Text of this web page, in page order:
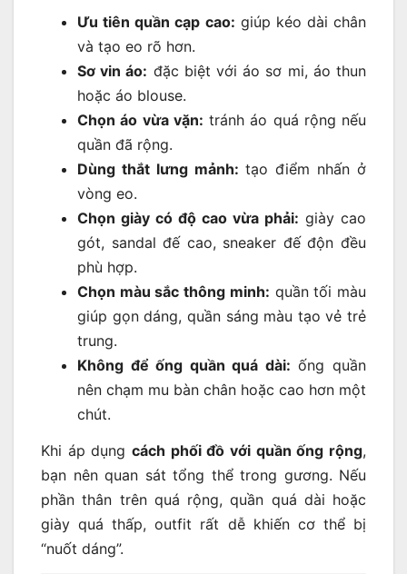
Ưu tiên quần cạp cao: giúp kéo dài chân
và tạo eo rõ hơn.
Sơ vin áo: đặc biệt với áo sơ mi, áo thun
hoặc áo blouse.
Chọn áo vừa vặn: tránh áo quá rộng nếu
quần đã rộng.
Dùng thắt lưng mảnh: tạo điểm nhấn ở
vòng eo.
Chọn giày có độ cao vừa phải: giày cao
gót, sandal đế cao, sneaker đế độn đều
phù hợp.
Chọn màu sắc thông minh: quần tối màu
giúp gọn dáng, quần sáng màu tạo vẻ trẻ
trung.
Không để ống quần quá dài: ống quần
nên chạm mu bàn chân hoặc cao hơn một
chút.
Khi áp dụng cách phối đồ với quần ống rộng,
bạn nên quan sát tổng thể trong gương. Nếu
phần thân trên quá rộng, quần quá dài hoặc
giày quá thấp, outfit rất dễ khiến cơ thể bị
“nuốt dáng”.